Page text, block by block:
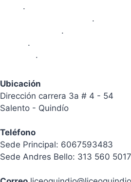
.
.
.
.
.
Ubicación
Dirección carrera 3a # 4 - 54
Salento - Quindío
Teléfono
Sede Principal: 6067593483
Sede Andres Bello: 313 560 5017